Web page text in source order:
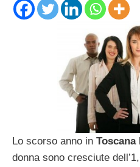
Lo scorso anno in Toscana
donna sono cresciute